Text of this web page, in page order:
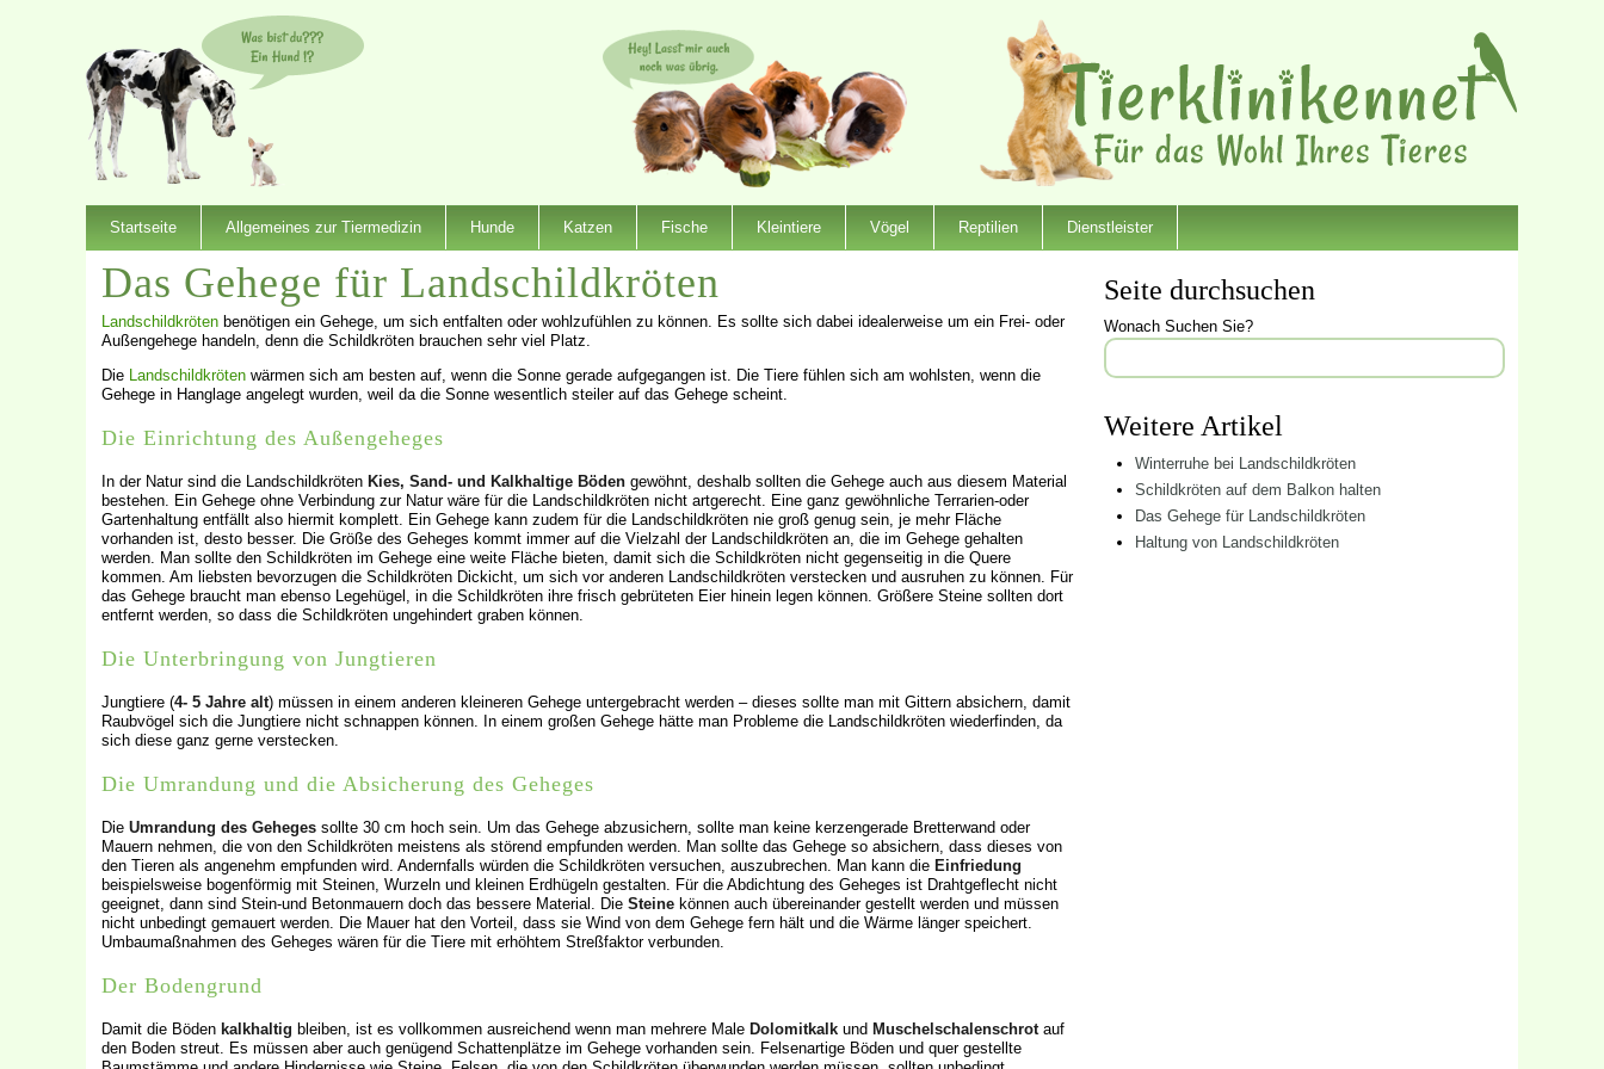
Startseite Allgemeines zur Tiermedizin Hunde Katzen Fische Kleintiere Vögel Reptilien Dienstleister
Das Gehege für Landschildkröten
Landschildkröten benötigen ein Gehege, um sich entfalten oder wohlzufühlen zu können. Es sollte sich dabei idealerweise um ein Frei- oder
Außengehege handeln, denn die Schildkröten brauchen sehr viel Platz.
Die Landschildkröten wärmen sich am besten auf, wenn die Sonne gerade aufgegangen ist. Die Tiere fühlen sich am wohlsten, wenn die
Gehege in Hanglage angelegt wurden, weil da die Sonne wesentlich steiler auf das Gehege scheint.
Die Einrichtung des Außengeheges
In der Natur sind die Landschildkröten Kies, Sand- und Kalkhaltige Böden gewöhnt, deshalb sollten die Gehege auch aus diesem Material
bestehen. Ein Gehege ohne Verbindung zur Natur wäre für die Landschildkröten nicht artgerecht. Eine ganz gewöhnliche Terrarien-oder
Gartenhaltung entfällt also hiermit komplett. Ein Gehege kann zudem für die Landschildkröten nie groß genug sein, je mehr Fläche
vorhanden ist, desto besser. Die Größe des Geheges kommt immer auf die Vielzahl der Landschildkröten an, die im Gehege gehalten
werden. Man sollte den Schildkröten im Gehege eine weite Fläche bieten, damit sich die Schildkröten nicht gegenseitig in die Quere
kommen. Am liebsten bevorzugen die Schildkröten Dickicht, um sich vor anderen Landschildkröten verstecken und ausruhen zu können. Für
das Gehege braucht man ebenso Legehügel, in die Schildkröten ihre frisch gebrüteten Eier hinein legen können. Größere Steine sollten dort
entfernt werden, so dass die Schildkröten ungehindert graben können.
Die Unterbringung von Jungtieren
Jungtiere (4- 5 Jahre alt) müssen in einem anderen kleineren Gehege untergebracht werden – dieses sollte man mit Gittern absichern, damit
Raubvögel sich die Jungtiere nicht schnappen können. In einem großen Gehege hätte man Probleme die Landschildkröten wiederfinden, da
sich diese ganz gerne verstecken.
Die Umrandung und die Absicherung des Geheges
Die Umrandung des Geheges sollte 30 cm hoch sein. Um das Gehege abzusichern, sollte man keine kerzengerade Bretterwand oder
Mauern nehmen, die von den Schildkröten meistens als störend empfunden werden. Man sollte das Gehege so absichern, dass dieses von
den Tieren als angenehm empfunden wird. Andernfalls würden die Schildkröten versuchen, auszubrechen. Man kann die Einfriedung
beispielsweise bogenförmig mit Steinen, Wurzeln und kleinen Erdhügeln gestalten. Für die Abdichtung des Geheges ist Drahtgeflecht nicht
geeignet, dann sind Stein-und Betonmauern doch das bessere Material. Die Steine können auch übereinander gestellt werden und müssen
nicht unbedingt gemauert werden. Die Mauer hat den Vorteil, dass sie Wind von dem Gehege fern hält und die Wärme länger speichert.
Umbaumaßnahmen des Geheges wären für die Tiere mit erhöhtem Streßfaktor verbunden.
Der Bodengrund
Damit die Böden kalkhaltig bleiben, ist es vollkommen ausreichend wenn man mehrere Male Dolomitkalk und Muschelschalenschrot auf
den Boden streut. Es müssen aber auch genügend Schattenplätze im Gehege vorhanden sein. Felsenartige Böden und quer gestellte
Seite durchsuchen
Wonach Suchen Sie?
Weitere Artikel
Winterruhe bei Landschildkröten
Schildkröten auf dem Balkon halten
Das Gehege für Landschildkröten
Haltung von Landschildkröten